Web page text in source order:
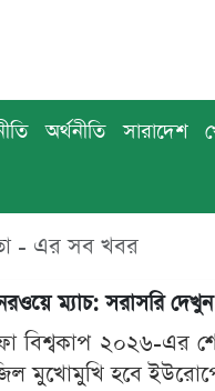
অর্থনীতি সারাদেশ
- এর সব খবর
ম্যাচ: সরাসরি
বিশ্বকাপ ২০২৬-এর
মুখোমুখি হবে